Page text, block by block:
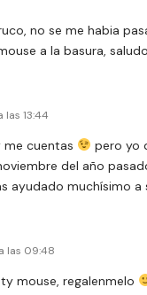
no se me habia
a la basura,
13:44
me cuentas
pero yo
del año
ayudado muchísimo a
las 09:48
mouse, regalenmelo